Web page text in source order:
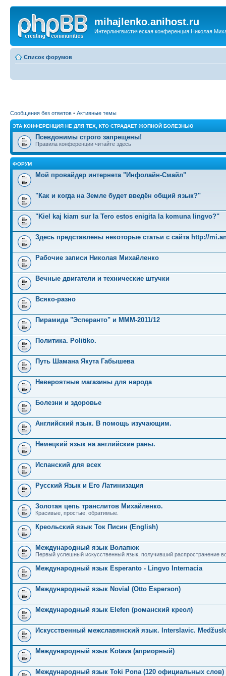
mihajlenko.anihost.ru
Интерлингвистическая конференция Николая
Список форумов
Сообщения без ответов • Активные темы
ЭТА КОНФЕРЕНЦИЯ НЕ ДЛЯ ТЕХ, КТО СТРАДАЕТ ЖОПНОЙ БОЛЕЗНЬЮ
Псевдонимы строго запрещены!
Правила конференции читайте здесь
ФОРУМ
Мой провайдер интернета "Инфолайн-Смайл"
"Как и когда на Земле будет введён общий язык?"
"Kiel kaj kiam sur la Tero estos enigita la komuna lingvo?"
Здесь представлены некоторые статьи с сайта http://
Рабочие записи Николая Михайленко
Вечные двигатели и технические штучки
Всяко-разно
Пирамида "Эсперанто" и MMM-2011/12
Политика. Politiko.
Путь Шамана Якута Габышева
Невероятные магазины для народа
Болезни и здоровье
Английский язык. В помощь изучающим.
Немецкий язык на английские раны.
Испанский для всех
Русский Язык и Его Латинизация
Золотая цепь транслитов Михайленко.
Красивые, простые, обратимые.
Креольский язык Ток Писин (English)
Международный язык Волапюк
Первый успешный искусственный язык, получивший распространение
Международный язык Esperanto - Lingvo Internacia
Международный язык Novial (Otto Esperson)
Международный язык Elefen (романский креол)
Искусственный межславянский язык. Interslavic.
Международный язык Kotava (априорный)
Международный язык Toki Pona (120 официальных слов)